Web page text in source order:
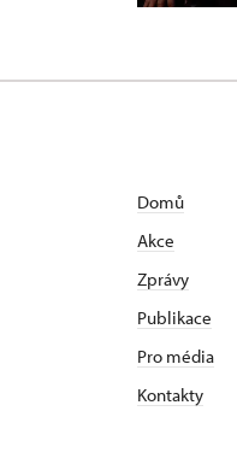
Domů
Akce
Zprávy
Publikace
Pro média
Kontakty